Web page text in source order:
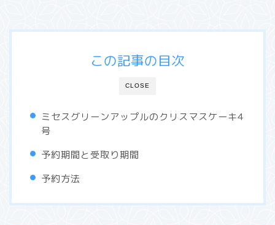
CLOSE
この記事の目次
ミセスグリーンアップルのクリスマスケーキ4
号
予約期間と受取り期間
予約方法